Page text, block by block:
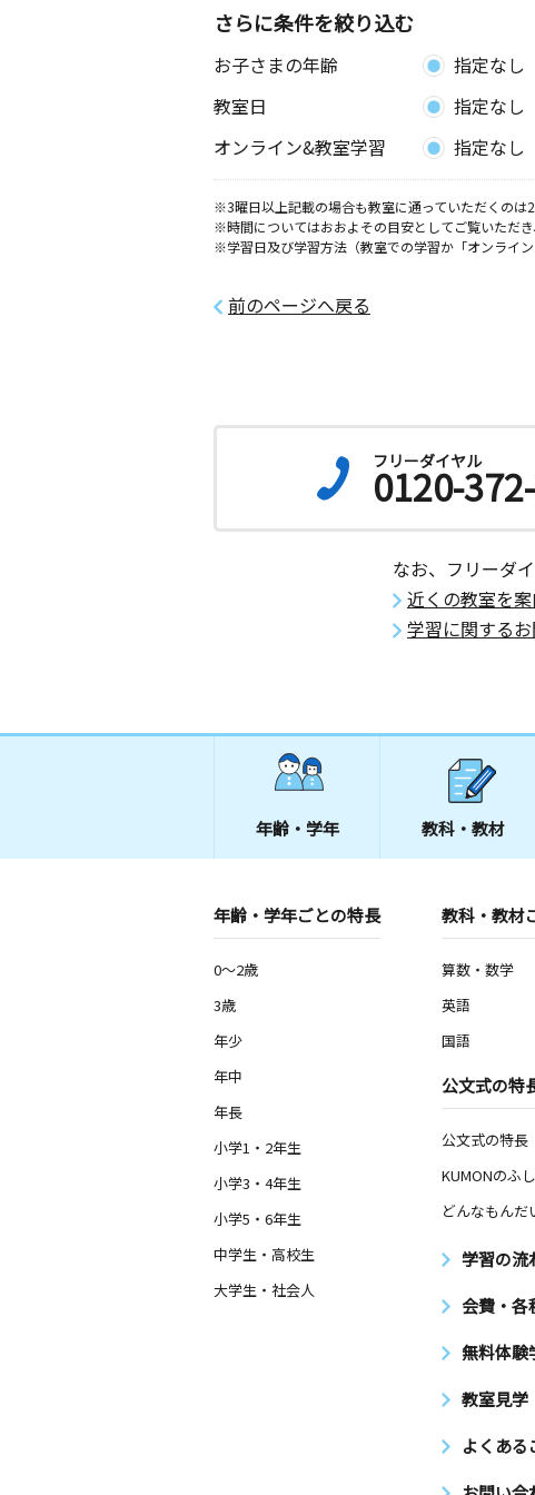
さらに条件を絞り込む
お子さまの年齢 指定なし
教室日
指定なし
オンライン&教室学習
指定なし
※3曜日以上記載の場合も教室に通っていただくのは2
※時間についてはおおよその目安としてご覧いただ
※学習日及び学習方法（教室での学習か「オンライ
前のページへ戻る
フリーダイヤル
0120-
なお、フリーダ
近くの教室を
学習に関する
年齢・学年 教科・教材
年齢・学年ごとの特長
0～2歳
3歳
年少
年中
年長
小学1・2年生
小学3・4年生
小学5・6年生
中学生・高校生
大学生・社会人
教科・教材
算数・数学
英語
国語
公文式の特
公文式の特長
KUMONのふ
どんなもんだ
学習の流
会費・各
無料体験
教室見学
よくある